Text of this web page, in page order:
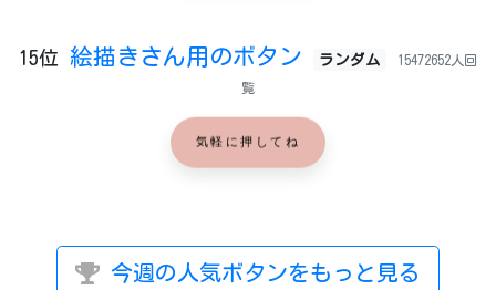
15位 絵描きさん用のボタン ランダム 15472652人回
覧
気軽に押してね
今週の人気ボタンをもっと見る